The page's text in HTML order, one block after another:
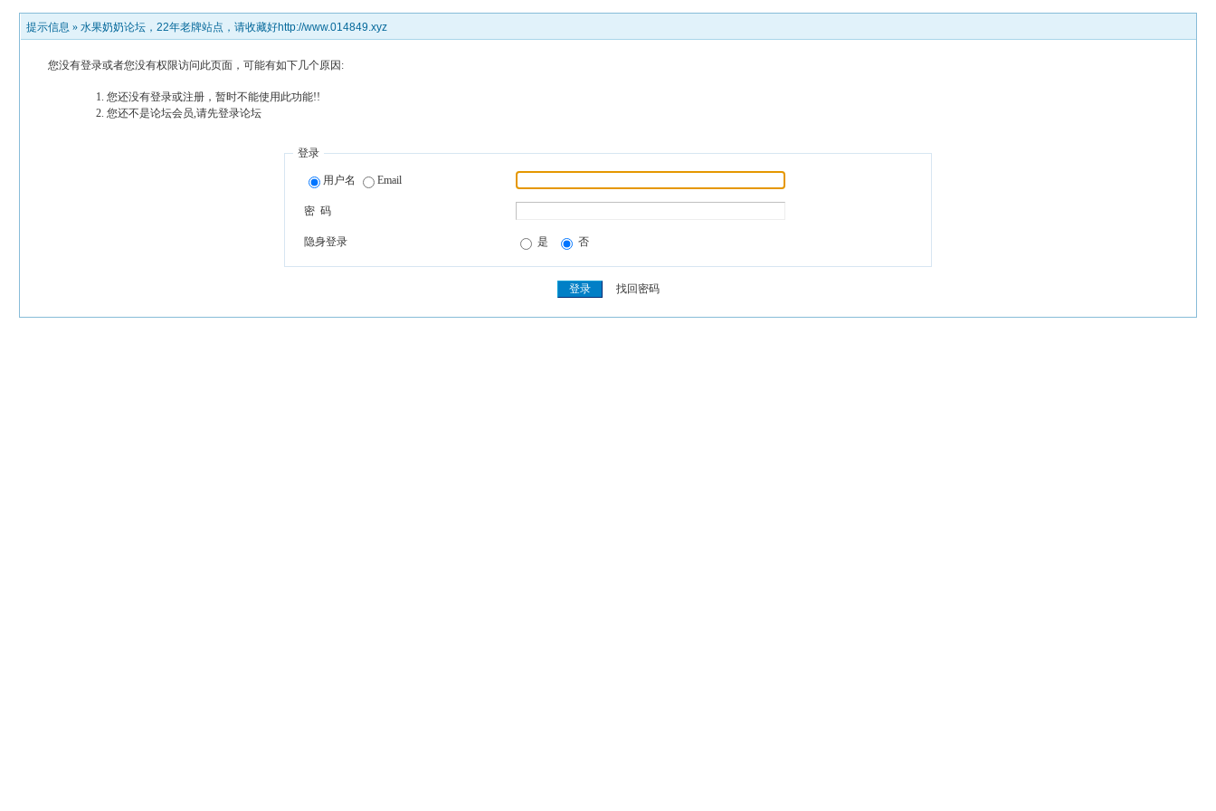
提示信息 » 水果奶奶论坛，22年老牌站点，请收藏好http://www.014849.xyz
您没有登录或者您没有权限访问此页面，可能有如下几个原因:
您还没有登录或注册，暂时不能使用此功能!!
您还不是论坛会员,请先登录论坛
登录
用户名 Email
密 码
隐身登录 是 否
找回密码